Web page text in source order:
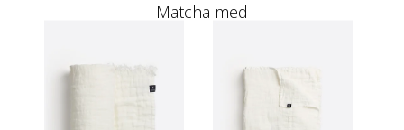
Matcha med